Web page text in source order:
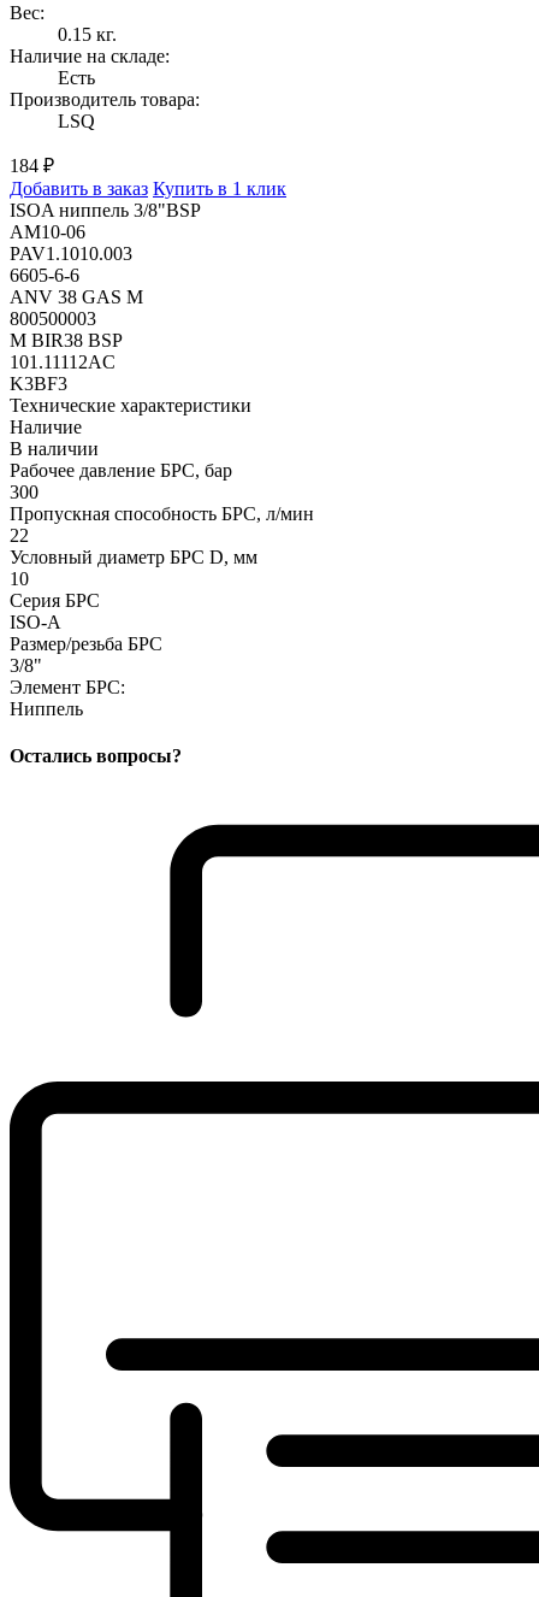
Вес:
0.15 кг.
Наличие на складе:
Есть
Производитель товара:
LSQ
184 ₽
Добавить в заказ Купить в 1 клик
ISOA ниппель 3/8"BSP
AM10-06
PAV1.1010.003
6605-6-6
ANV 38 GAS M
800500003
M BIR38 BSP
101.11112AC
K3BF3
Технические характеристики
Наличие
В наличии
Рабочее давление БРС, бар
300
Пропускная способность БРС, л/мин
22
Условный диаметр БРС D, мм
10
Серия БРС
ISO-A
Размер/резьба БРС
3/8"
Элемент БРС:
Ниппель
Остались вопросы?